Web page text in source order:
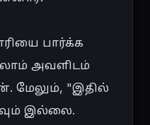
பார்க்க
அவளிடம்
மேலும், "இதில்
இல்லை.